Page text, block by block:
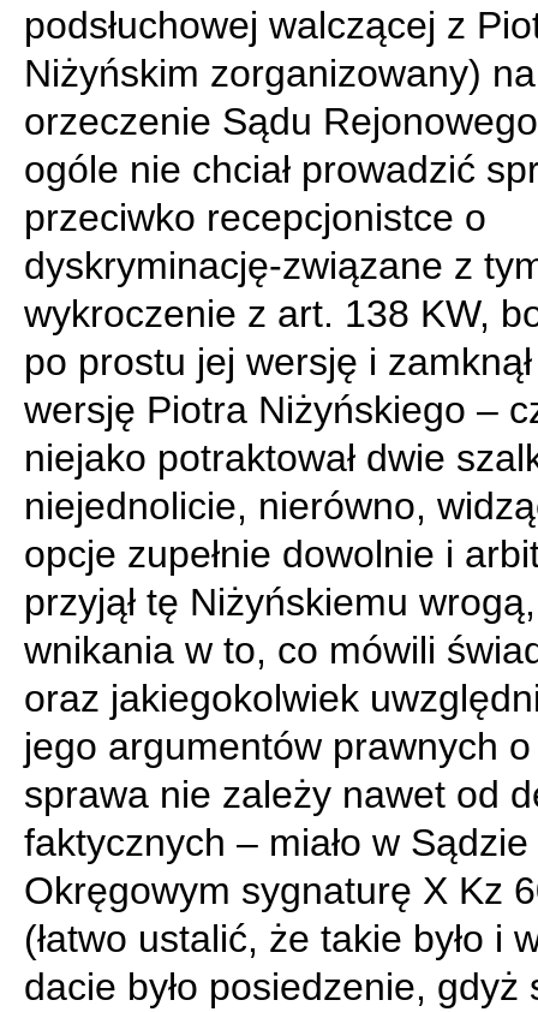
podsłuchowej walczącej z
Niżyńskim zorganizowany) na
orzeczenie Sądu
ogóle nie chciał prowadzić
przeciwko recepcjonistce o
dyskryminację-związane z
wykroczenie z art. 138 KW,
po prostu jej wersję i
wersję Piotra Niżyńskiego –
niejako potraktował dwie
niejednolicie, nierówno,
opcje zupełnie dowolnie i
przyjął tę Niżyńskiemu
wnikania w to, co mówili
oraz jakiegokolwiek
jego argumentów prawnych
sprawa nie zależy nawet od
faktycznych – miało w Sądzie
Okręgowym sygnaturę X Kz
(łatwo ustalić, że takie było i
dacie było posiedzenie, gdyż